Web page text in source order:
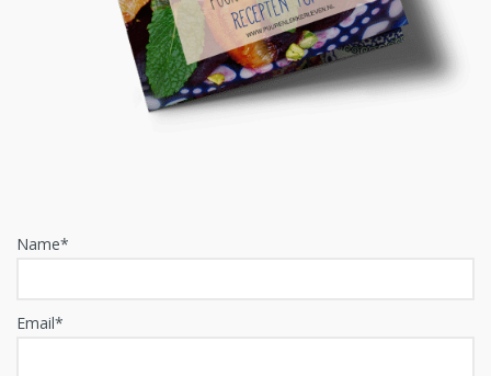
Name*
Email*